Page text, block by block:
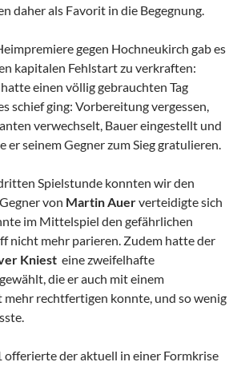
daher als Favorit in die Begegnung.
gegen Hochneukirch gab es
kapitalen Fehlstart zu verkraften:
hatte einen völlig gebrauchten Tag
schief ging: Vorbereitung vergessen,
verwechselt, Bauer eingestellt und
er seinem Gegner zum Sieg gratulieren.
Spielstunde konnten wir den
von Martin Auerverteidigte sich
im Mittelspiel den gefährlichen
nicht mehr parieren. Zudem hatte der
Kniest eine zweifelhafte
die er auch mit einem
rechtfertigen konnte, und so wenig
offerierte der aktuell in einer Formkrise